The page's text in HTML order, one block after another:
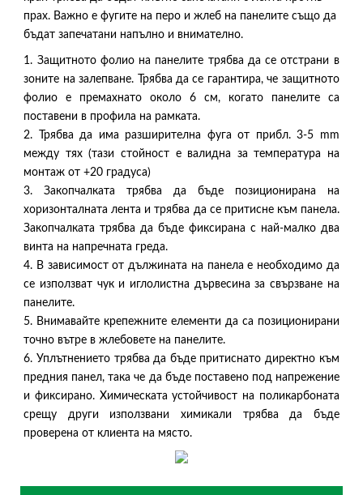
прах. Важно е фугите на перо и жлеб на панелите също да
бъдат запечатани напълно и внимателно.
1. Защитното фолио на панелите трябва да се отстрани в
зоните на залепване. Трябва да се гарантира, че защитното
фолио е премахнато около 6 см, когато панелите са
поставени в профила на рамката.
2. Трябва да има разширителна фуга от прибл. 3-5 mm
между тях (тази стойност е валидна за температура на
монтаж от +20 градуса)
3. Закопчалката трябва да бъде позиционирана на
хоризонталната лента и трябва да се притисне към панела.
Закопчалката трябва да бъде фиксирана с най-малко два
винта на напречната греда.
4. В зависимост от дължината на панела е необходимо да
се използват чук и иглолистна дървесина за свързване на
панелите.
5. Внимавайте крепежните елементи да са позиционирани
точно вътре в жлебовете на панелите.
6. Уплътнението трябва да бъде притиснато директно към
предния панел, така че да бъде поставено под напрежение
и фиксирано. Химическата устойчивост на поликарбоната
срещу други използвани химикали трябва да бъде
проверена от клиента на място.